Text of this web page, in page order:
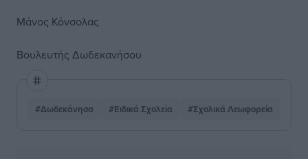
Μάνος Κόνσολας
Βουλευτής Δωδεκανήσου
#Δωδεκάνησα #Ειδικά Σχολεία #Σχολικά Λεωφορεία